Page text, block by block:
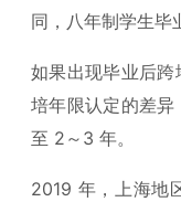
同，八年制学生毕
如果出现毕业后
培年限认定的差
至 2～3 年。
2019 年，上海地